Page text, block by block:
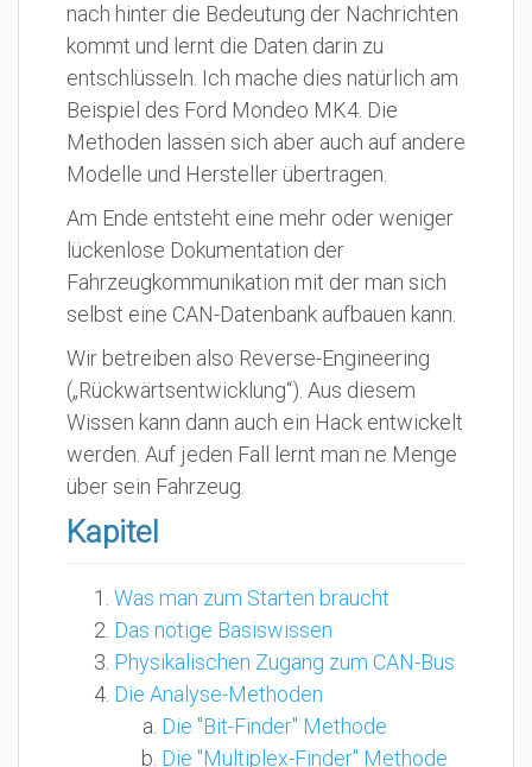
nach hinter die Bedeutung der Nachrichten
kommt und lernt die Daten darin zu
entschlüsseln. Ich mache dies natürlich am
Beispiel des Ford Mondeo MK4. Die
Methoden lassen sich aber auch auf andere
Modelle und Hersteller übertragen.
Am Ende entsteht eine mehr oder weniger
lückenlose Dokumentation der
Fahrzeugkommunikation mit der man sich
selbst eine CAN-Datenbank aufbauen kann.
Wir betreiben also Reverse-Engineering
(„Rückwärtsentwicklung“). Aus diesem
Wissen kann dann auch ein Hack entwickelt
werden. Auf jeden Fall lernt man ne Menge
über sein Fahrzeug.
Kapitel
Was man zum Starten braucht
Das nötige Basiswissen
Physikalischen Zugang zum CAN-Bus
Die Analyse-Methoden
Die "Bit-Finder" Methode
Die "Multiplex-Finder" Methode